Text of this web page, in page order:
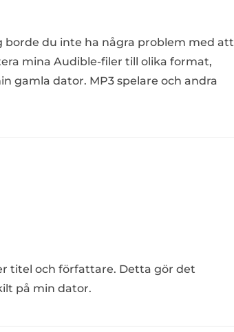
du inte ha några problem med att
mina Audible-filer till olika format,
gamla dator. MP3 spelare och andra
titel och författare. Detta gör det
på min dator.